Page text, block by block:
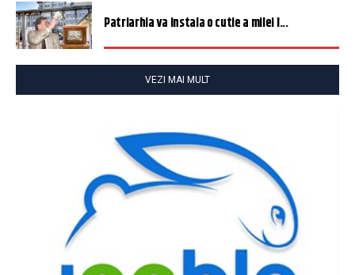
Patriarhia va instala o cutie a milei î...
VEZI MAI MULT